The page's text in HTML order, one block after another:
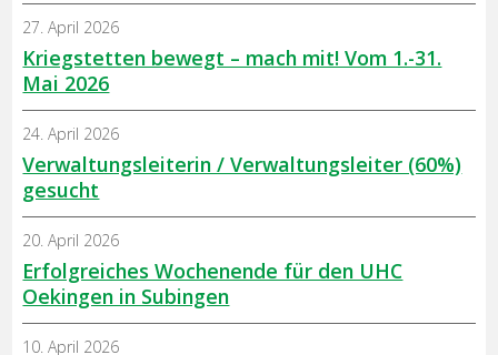
Kriegstetten bewegt – mach mit! Vom 1.-31.
Mai 2026
27. April 2026
Verwaltungsleiterin / Verwaltungsleiter (60%)
gesucht
24. April 2026
Erfolgreiches Wochenende für den UHC
Oekingen in Subingen
20. April 2026
10. April 2026